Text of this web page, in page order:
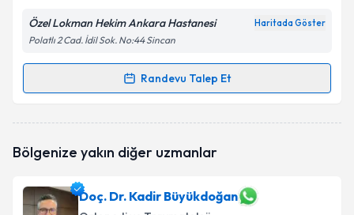
Özel Lokman Hekim Ankara Hastanesi Haritada Göster
Polatlı 2 Cad. İdil Sok. No:44 Sincan
Randevu Talep Et
Randevu Takvimi Talebi
oluşturun. Size bu uzmandan randevu almanız için bir
E-posta Adresiniz
Bölgenize yakın diğer uzmanlar
Doç. Dr. Kadir Büyükdoğan